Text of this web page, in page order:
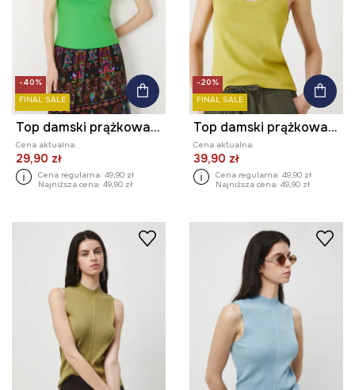
-40%
FINAL SALE
Top damski prążkowany z modalem
Cena aktualna:
29,90 zł
Cena regularna: 49,90 zł
Najniższa cena: 49,90 zł
-20%
FINAL SALE
Top damski prążkowany z modalem kolor zielony
Cena aktualna:
39,90 zł
Cena regularna: 49,90 zł
Najniższa cena: 49,90 zł